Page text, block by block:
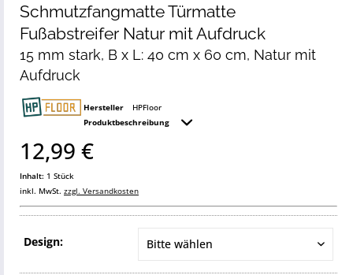
Schmutzfangmatte Türmatte
Fußabstreifer Natur mit Aufdruck
15 mm stark, B x L: 40 cm x 60 cm, Natur mit
Aufdruck
Hersteller
HPFloor
Produktbeschreibung
12,99 €
Inhalt: 1 Stück
inkl. MwSt. zzgl. Versandkosten
Design: